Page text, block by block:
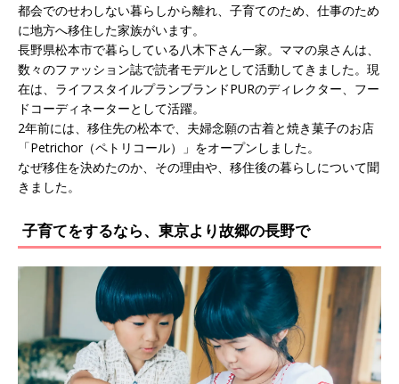
都会でのせわしない暮らしから離れ、子育てのため、仕事のため
に地方へ移住した家族がいます。
長野県松本市で暮らしている八木下さん一家。ママの泉さんは、
数々のファッション誌で読者モデルとして活動してきました。現
在は、ライフスタイルプランブランドPURのディレクター、フー
ドコーディネーターとして活躍。
2年前には、移住先の松本で、夫婦念願の古着と焼き菓子のお店
「Petrichor（ペトリコール）」をオープンしました。
なぜ移住を決めたのか、その理由や、移住後の暮らしについて聞
きました。
子育てをするなら、東京より故郷の長野で